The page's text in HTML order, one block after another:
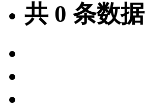
共 0 条数据